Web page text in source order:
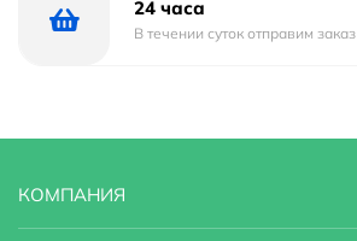
24 часа
В течении суток отправим заказ
КОМПАНИЯ